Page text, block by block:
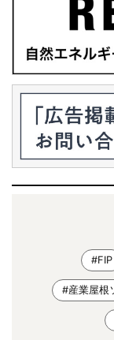
#FIP
#産業屋根